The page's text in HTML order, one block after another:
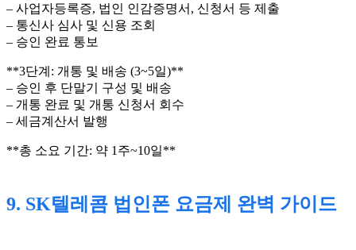
– 사업자등록증, 법인 인감증명서, 신청서 등 제출
– 통신사 심사 및 신용 조회
– 승인 완료 통보
**3단계: 개통 및 배송 (3~5일)**
– 승인 후 단말기 구성 및 배송
– 개통 완료 및 개통 신청서 회수
– 세금계산서 발행
**총 소요 기간: 약 1주~10일**
9. SK텔레콤 법인폰 요금제 완벽 가이드